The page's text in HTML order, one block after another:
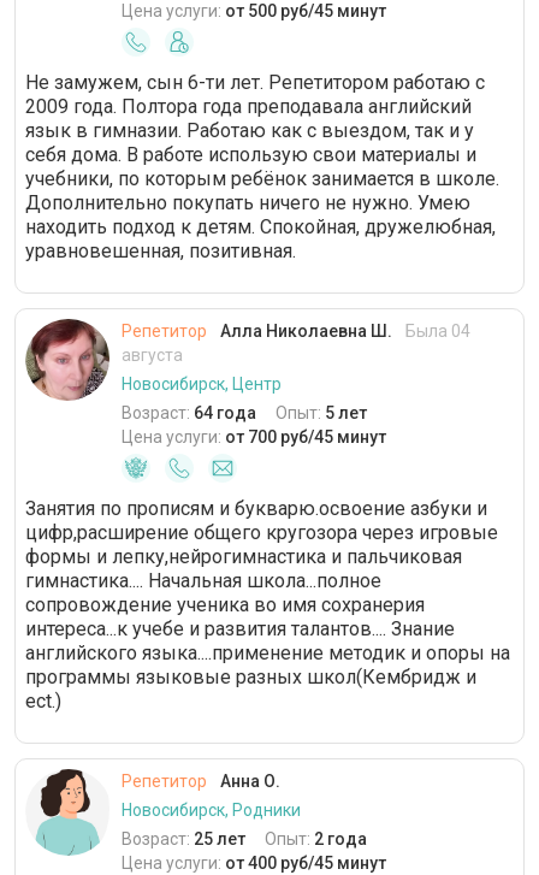
Цена услуги: от 500 руб/45 минут
Не замужем, сын 6-ти лет. Репетитором работаю с
2009 года. Полтора года преподавала английский
язык в гимназии. Работаю как с выездом, так и у
себя дома. В работе использую свои материалы и
учебники, по которым ребёнок занимается в школе.
Дополнительно покупать ничего не нужно. Умею
находить подход к детям. Спокойная, дружелюбная,
уравновешенная, позитивная.
Репетитор Алла Николаевна Ш.
Была 04
августа
Новосибирск, Центр
Возраст: 64 года Опыт: 5 лет
Цена услуги: от 700 руб/45 минут
Занятия по прописям и букварю.освоение азбуки и
цифр,расширение общего кругозора через игровые
формы и лепку,нейрогимнастика и пальчиковая
гимнастика.... Начальная школа...полное
сопровождение ученика во имя сохранерия
интереса...к учебе и развития талантов.... Знание
английского языка....применение методик и опоры на
программы языковые разных школ(Кембридж и
ect.)
Репетитор
Анна О.
Новосибирск, Родники
Возраст: 25 лет Опыт: 2 года
Цена услуги: от 400 руб/45 минут